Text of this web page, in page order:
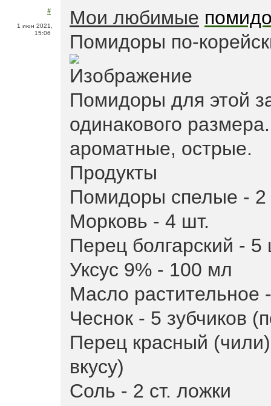
#
1 июн 2021,
15:06
Мои любимые
Помидоры по-
Помидоры для этой
одинакового
ароматные, острые.
Продукты
Помидоры спелые - 2
Морковь - 4 шт.
Перец болгарский - 5
Уксус 9% - 100 мл
Масло растительное
Чеснок - 5 зубчиков
Перец красный
вкусу)
Соль - 2 ст. ложки